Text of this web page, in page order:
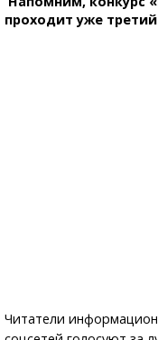
Пробки
Карта Караганды
проходит уже
Читатели